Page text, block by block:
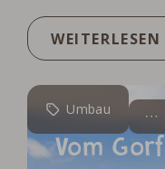
WEITERLESEN
Umbau
Vom